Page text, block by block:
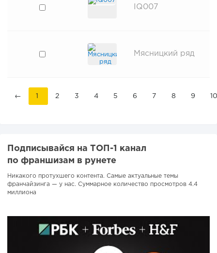
IQ007
Мясницкий ряд
← 1 2 3 4 5 6 7 8 9 10
Подписывайся на ТОП-1 канал
по франшизам в рунете
Никакого протухшего контента. Самые актуальные темы
франчайзинга — у нас. Суммарное количество просмотров 4.4
миллиона